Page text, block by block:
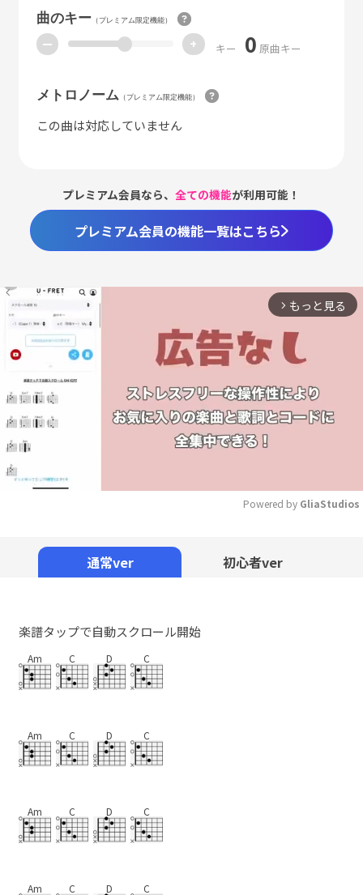
曲のキー（プレミアム限定機能）
ー + キー 0 原曲キー
メトロノーム （プレミアム限定機能）
この曲は対応していません
プレミアム会員なら、全ての機能が利用可能！
プレミアム会員の機能一覧はこちら
arrow_forward_ios もっと見る
Powered by GliaStudios
通常ver 初心者ver
楽譜タップで自動スクロール開始
Am C D C
Am C D C
Am C D C
Am C D C